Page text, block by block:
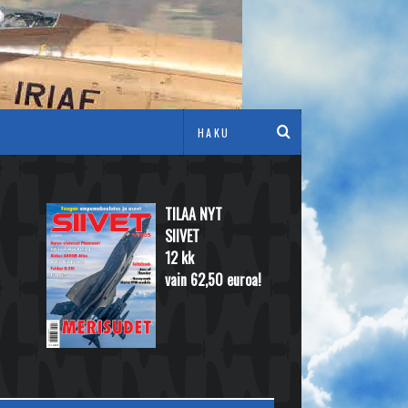
TILAA NYT
SIIVET
12 kk
vain 62,50 euroa!